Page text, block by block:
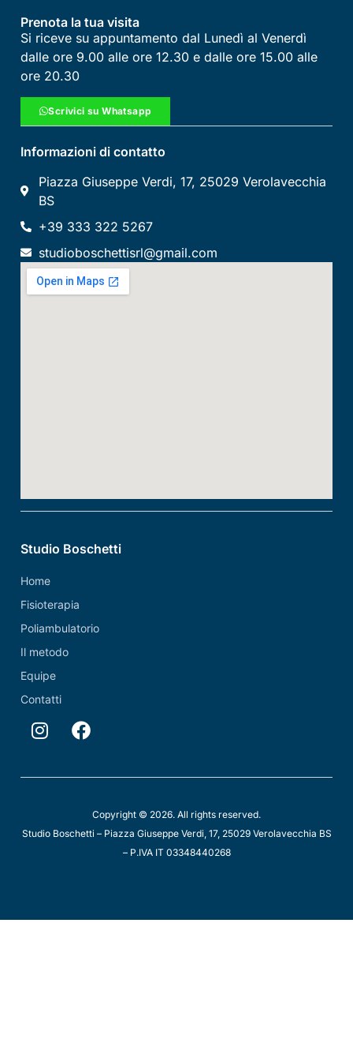
Prenota la tua visita
Si riceve su appuntamento dal Lunedì al Venerdì
dalle ore 9.00 alle ore 12.30 e dalle ore 15.00 alle
ore 20.30
Scrivici su Whatsapp
Informazioni di contatto
Piazza Giuseppe Verdi, 17, 25029 Verolavecchia
BS
+39 333 322 5267
studioboschettisrl@gmail.com
Studio Boschetti
Home
Fisioterapia
Poliambulatorio
Il metodo
Equipe
Contatti
Copyright © 2026. All rights reserved.
Studio Boschetti – Piazza Giuseppe Verdi, 17, 25029 Verolavecchia BS
– P.IVA IT 03348440268